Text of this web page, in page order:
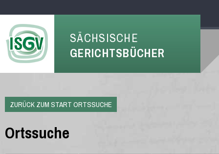
SÄCHSISCHE
GERICHTSBÜCHER
ZURÜCK ZUM START ORTSSUCHE
Ortssuche